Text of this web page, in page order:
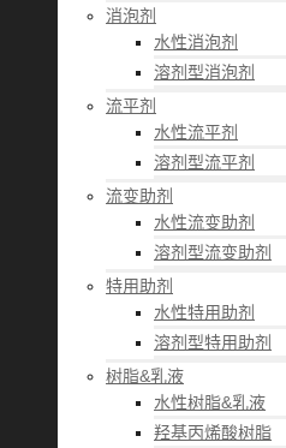
消泡剂
水性消泡剂
溶剂型消泡剂
流平剂
水性流平剂
溶剂型流平剂
流变助剂
水性流变助剂
溶剂型流变助剂
特用助剂
水性特用助剂
溶剂型特用助剂
树脂&乳液
水性树脂&乳液
羟基丙烯酸树脂